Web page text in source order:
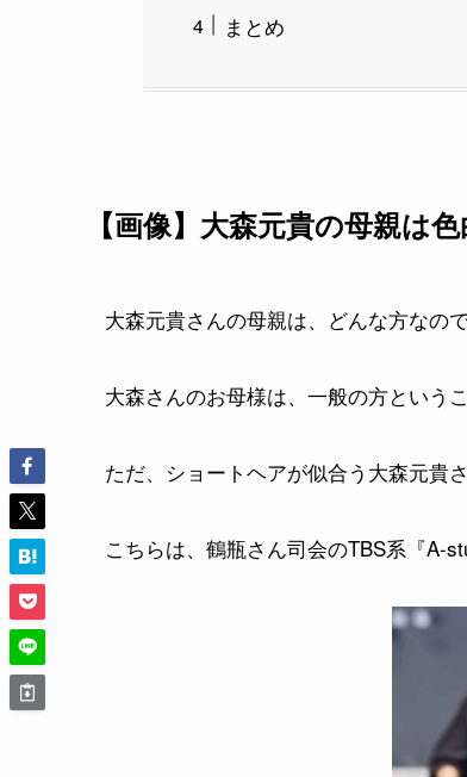
まとめ
【画像】大森元貴の母親は
大森元貴さんの母親は、どんな方なので
大森さんのお母様は、一般の方という
ただ、ショートヘアが似合う大森元貴
こちらは、鶴瓶さん司会のTBS系『A-